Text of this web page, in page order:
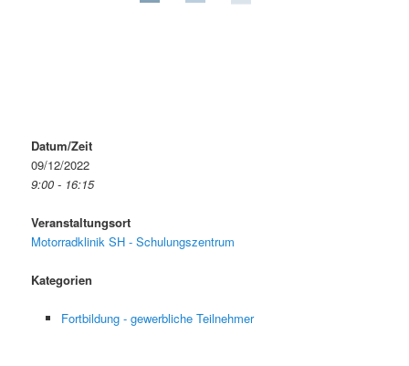
Datum/Zeit
09/12/2022
9:00 - 16:15
Veranstaltungsort
Motorradklinik SH - Schulungszentrum
Kategorien
Fortbildung - gewerbliche Teilnehmer